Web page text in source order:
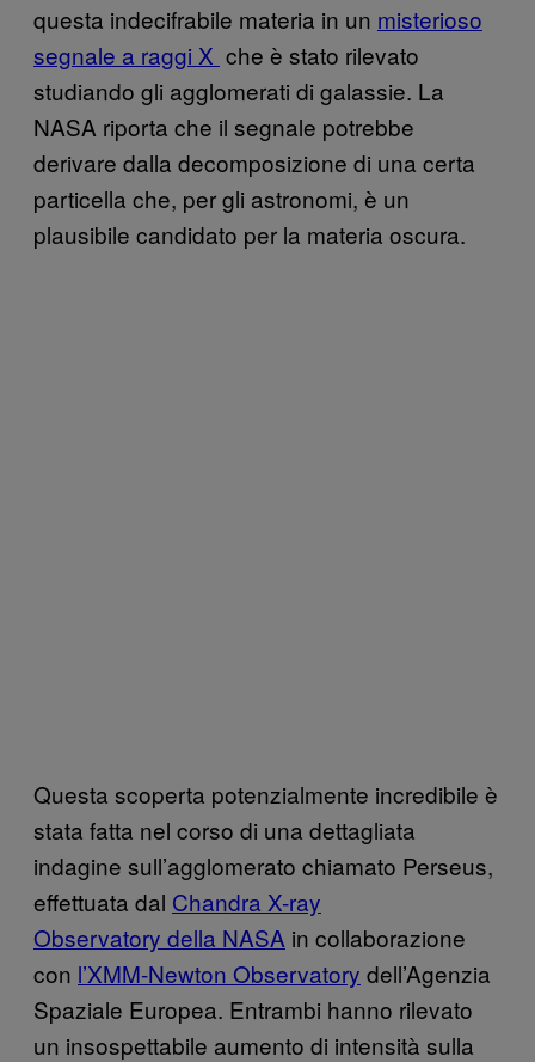
questa indecifrabile materia in un misterioso
segnale a raggi X che è stato rilevato
studiando gli agglomerati di galassie. La
NASA riporta che il segnale potrebbe
derivare dalla decomposizione di una certa
particella che, per gli astronomi, è un
plausibile candidato per la materia oscura.
Questa scoperta potenzialmente incredibile è
stata fatta nel corso di una dettagliata
indagine sull’agglomerato chiamato Perseus,
effettuata dal Chandra X-ray
Observatory della NASA in collaborazione
con l’XMM-Newton Observatory dell’Agenzia
Spaziale Europea. Entrambi hanno rilevato
un insospettabile aumento di intensità sulla